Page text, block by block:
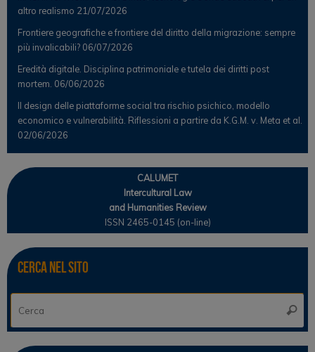
altro realismo 21/07/2026
Frontiere geografiche e frontiere del diritto della migrazione: sempre
più invalicabili? 06/07/2026
Eredità digitale. Disciplina patrimoniale e tutela dei diritti post
mortem. 06/06/2026
Il design delle piattaforme social tra rischio psichico, modello
economico e vulnerabilità. Riflessioni a partire da K.G.M. v. Meta et al.
02/06/2026
CALUMET
Intercultural Law
and Humanities Review
ISSN 2465-0145 (on-line)
Cerca nel sito
Cerca